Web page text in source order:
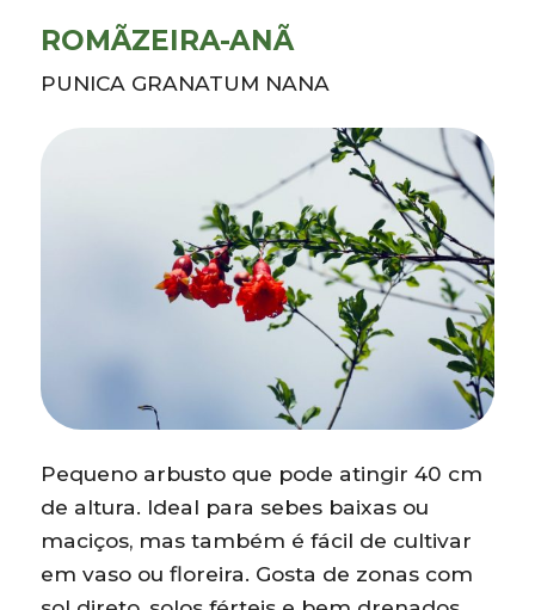
ROMÃZEIRA-ANÃ
PUNICA GRANATUM NANA
Pequeno arbusto que pode atingir 40 cm
de altura. Ideal para sebes baixas ou
maciços, mas também é fácil de cultivar
em vaso ou floreira. Gosta de zonas com